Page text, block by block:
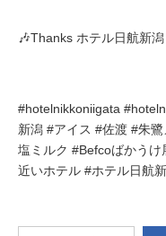
🎶Thanks ホテル日航新
#hotelnikkoniigata
新潟 #アイス #佐渡 #朱
塩ミルク #Befcoばかう
近いホテル #ホテル日航